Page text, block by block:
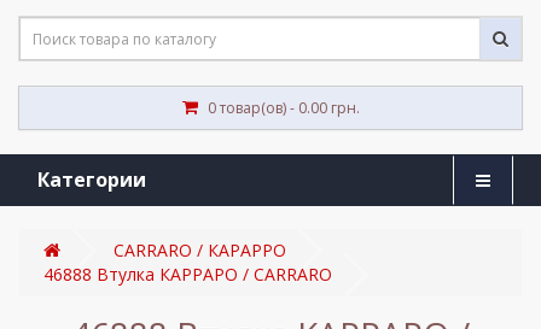
0 товар(ов) - 0.00 грн.
Категории
CARRARO / КАРАРРО
46888 Втулка КАРРАРО / CARRARO